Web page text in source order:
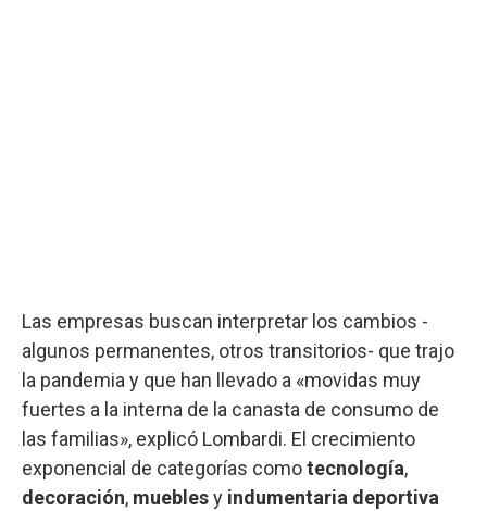
Las empresas buscan interpretar los cambios -
algunos permanentes, otros transitorios- que trajo
la pandemia y que han llevado a «movidas muy
fuertes a la interna de la canasta de consumo de
las familias», explicó Lombardi. El crecimiento
exponencial de categorías comotecnología,
decoración, mueblesy indumentaria deportiva